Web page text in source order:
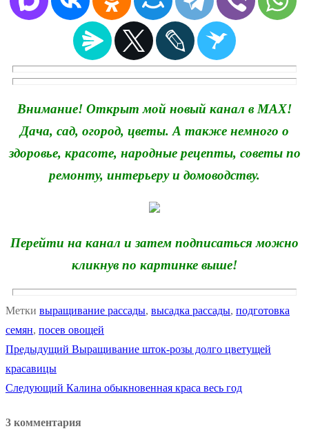
Внимание! Открыт мой новый канал в MAX!
Дача, сад, огород, цветы. А также немного о
здоровье, красоте, народные рецепты, советы по
ремонту, интерьеру и домоводству.
Перейти на канал и затем подписаться можно
кликнув по картинке выше!
Метки выращивание рассады, высадка рассады, подготовка
семян, посев овощей
Навигация
по
Предыдущий Предыдущая
Выращивание шток-розы долго цветущей
красавицы
Следующий Следующая
Калина обыкновенная краса весь год
3 комментария